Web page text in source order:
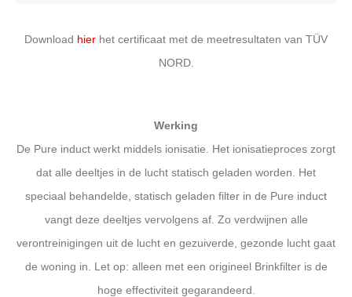
Download hier het certificaat met de meetresultaten van TÜV
NORD.
Werking
De Pure induct werkt middels ionisatie. Het ionisatieproces zorgt
dat alle deeltjes in de lucht statisch geladen worden. Het
speciaal behandelde, statisch geladen filter in de Pure induct
vangt deze deeltjes vervolgens af. Zo verdwijnen alle
verontreinigingen uit de lucht en gezuiverde, gezonde lucht gaat
de woning in. Let op: alleen met een origineel Brinkfilter is de
hoge effectiviteit gegarandeerd.